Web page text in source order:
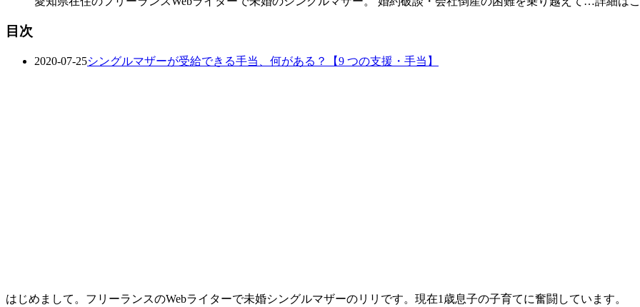
目次
2020-07-25シングルマザーが受給できる手当、何がある？【9 つの支援・手当】
はじめまして。フリーランスのWebライターで未婚シングルマザーのリリです。現在1歳息子の子育てに奮闘しています。